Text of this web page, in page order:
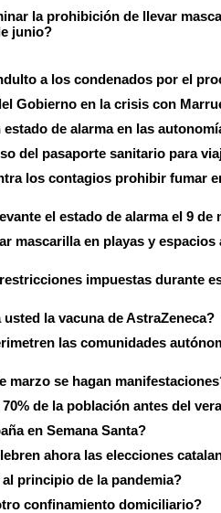
la prohibición de llevar
junio?
a los condenados por el
Gobierno en la crisis con
de alarma en las
del pasaporte sanitario para
los contagios prohibir fumar
el estado de alarma el 9 de
mascarilla en playas y espacios
impuestas durante
la vacuna de AstraZeneca?
las comunidades
marzo se hagan
de la población antes del
en Semana Santa?
ahora las elecciones
principio de la pandemia?
confinamiento domiciliario?